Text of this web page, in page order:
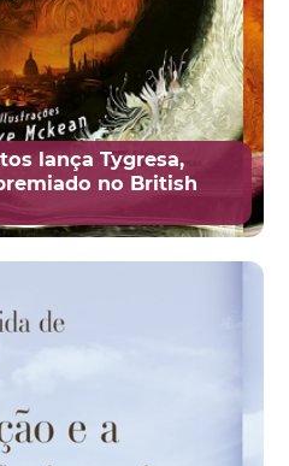
lança Tygresa,
no British